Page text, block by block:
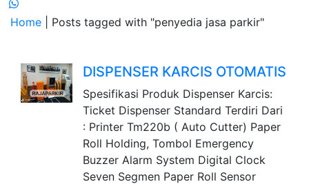
Home | Posts tagged with "penyedia jasa parkir"
DISPENSER KARCIS OTOMATIS
Spesifikasi Produk Dispenser Karcis:
Ticket Dispenser Standard Terdiri Dari
: Printer Tm220b ( Auto Cutter) Paper
Roll Holding, Tombol Emergency
Buzzer Alarm System Digital Clock
Seven Segmen Paper Roll Sensor